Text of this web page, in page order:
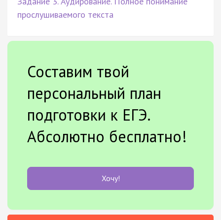
прослушиваемого текста
Составим твой
персональный план
подготовки к ЕГЭ.
Абсолютно бесплатно!
Хочу!